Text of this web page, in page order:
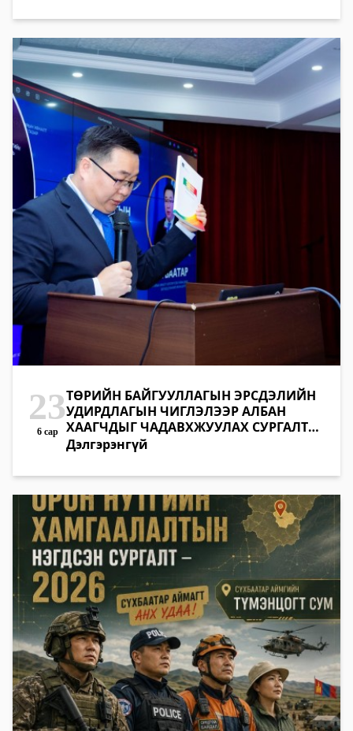
байгуулагдана. Иргэд Та бүхэн
идэвхтэй оролцож, сум орон нутгийн
хөгжил, тулгамд
23
6 сар
ТӨРИЙН БАЙГУУЛЛАГЫН ЭРСДЭЛИЙН
УДИРДЛАГЫН ЧИГЛЭЛЭЭР АЛБАН
ХААГЧДЫГ ЧАДАВХЖУУЛАХ СУРГАЛТ
ЭХЭЛЛЭЭ Засгийн газрын Хяналт
байгууллагын эрсдэлийн удирдлагын
албан хаагчдын мэдлэг, ур чадварыг
дээшлүүлэх
Дэлгэрэнгүй